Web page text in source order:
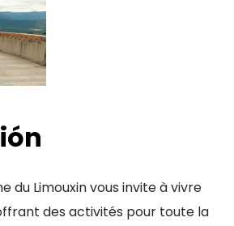
du Limouxin vous invite à vivre
des activités pour toute la